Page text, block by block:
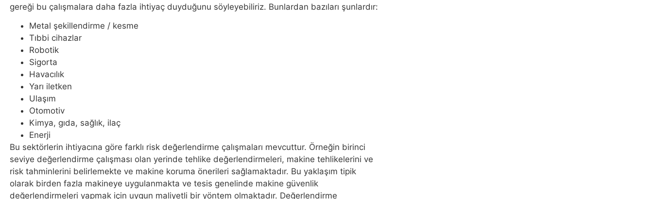
gereği bu çalışmalara daha fazla ihtiyaç duyduğunu söyleyebiliriz. Bunlardan bazıları şunlardır:
Metal şekillendirme / kesme
Tıbbi cihazlar
Robotik
Sigorta
Havacılık
Yarı iletken
Ulaşım
Otomotiv
Kimya, gıda, sağlık, ilaç
Enerji
Bu sektörlerin ihtiyacına göre farklı risk değerlendirme çalışmaları mevcuttur. Örneğin birinci
seviye değerlendirme çalışması olan yerinde tehlike değerlendirmeleri, makine tehlikelerini ve
risk tahminlerini belirlemekte ve makine koruma önerileri sağlamaktadır. Bu yaklaşım tipik
olarak birden fazla makineye uygulanmakta ve tesis genelinde makine güvenlik
değerlendirmeleri yapmak için uygun maliyetli bir yöntem olmaktadır. Değerlendirme